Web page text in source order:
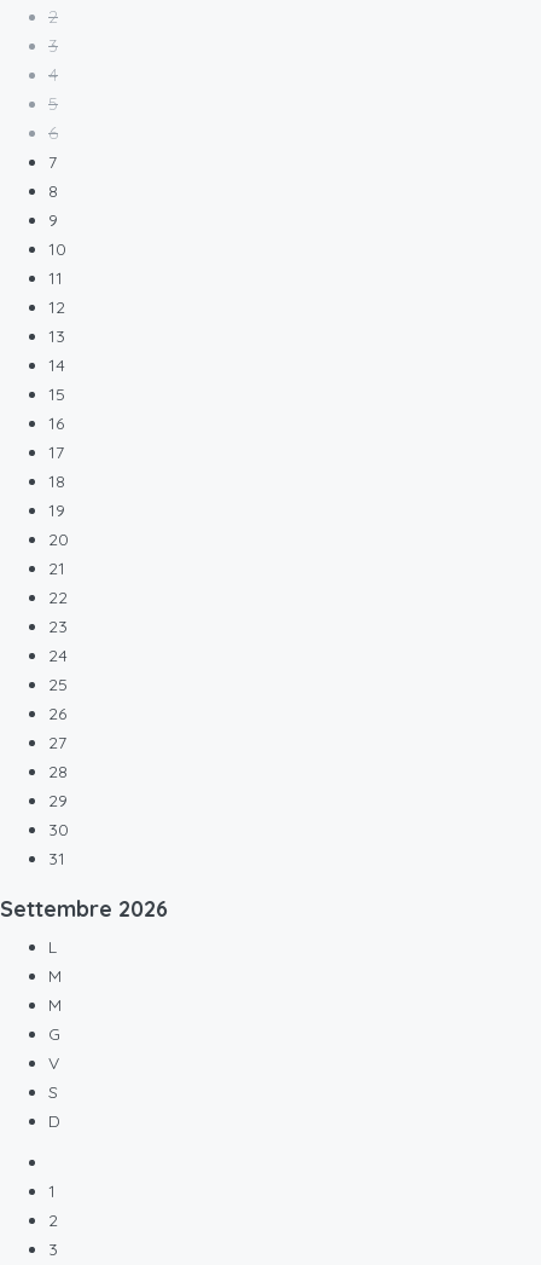
2
3
4
5
6
7
8
9
10
11
12
13
14
15
16
17
18
19
20
21
22
23
24
25
26
27
28
29
30
31
Settembre 2026
L
M
M
G
V
S
D
1
2
3